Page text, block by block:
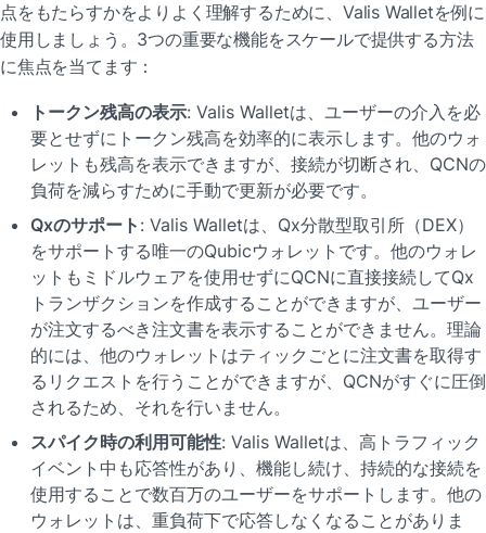
点をもたらすかをよりよく理解するために、Valis Walletを例に
使用しましょう。3つの重要な機能をスケールで提供する方法
に焦点を当てます：
トークン残高の表示: Valis Walletは、ユーザーの介入を必
要とせずにトークン残高を効率的に表示します。他のウォ
レットも残高を表示できますが、接続が切断され、QCNの
負荷を減らすために手動で更新が必要です。
Qxのサポート : Valis Walletは、Qx分散型取引所（DEX）
をサポートする唯一のQubicウォレットです。他のウォレ
ットもミドルウェアを使用せずにQCNに直接接続してQx
トランザクションを作成することができますが、ユーザー
が注文するべき注文書を表示することができません。理論
的には、他のウォレットはティックごとに注文書を取得す
るリクエストを行うことができますが、QCNがすぐに圧倒
されるため、それを行いません。
スパイク時の利用可能性: Valis Walletは、高トラフィック
イベント中も応答性があり、機能し続け、持続的な接続を
使用することで数百万のユーザーをサポートします。他の
ウォレットは、重負荷下で応答しなくなることがありま